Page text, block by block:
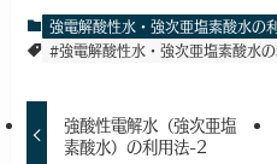
強電解酸性水・強次亜塩素酸水の
#強電解酸性水・強次亜塩素酸水
強酸性電解水（強次亜塩
素酸水）の利用法-2